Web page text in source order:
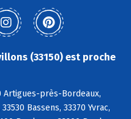
(33150) est proche
Artigues-près-Bordeaux,
Bassens, 33370 Yvrac,